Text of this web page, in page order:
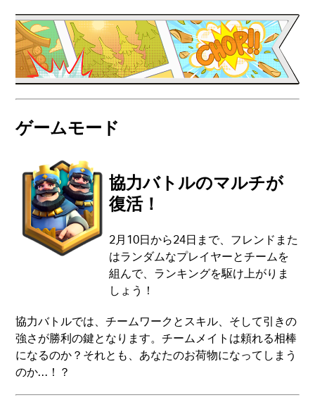
ゲームモード
協力バトルのマルチが
復活！
2月10日から24日まで、フレンドまた
はランダムなプレイヤーとチームを
組んで、ランキングを駆け上がりま
しょう！
協力バトルでは、チームワークとスキル、そして引きの
強さが勝利の鍵となります。チームメイトは頼れる相棒
になるのか？それとも、あなたのお荷物になってしまう
のか…！？